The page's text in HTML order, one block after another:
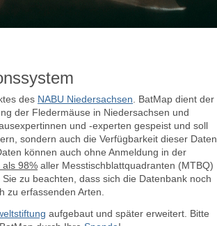
des NABU Niedersachsen . BatMap dient der
der Fledermäuse in Niedersachsen und
und -experten gespeist und soll
sondern auch die Verfügbarkeit dieser Daten
können auch ohne Anmeldung in der
als 98% aller Messtischblattquadranten (MTBQ)
zu beachten, dass sich die Datenbank noch
zu erfassenden Arten.
aufgebaut und später erweitert. Bitte